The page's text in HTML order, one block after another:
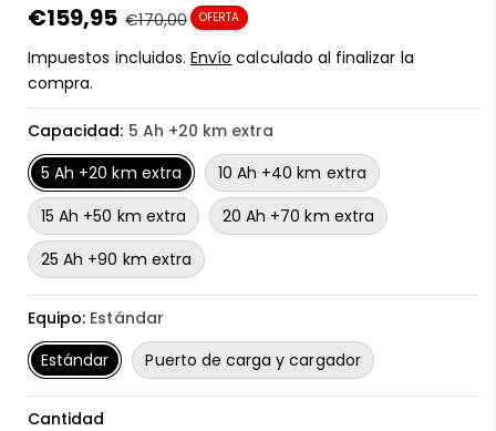
Precio
en
oferta
€159,95 Precio
regular
€170,00 OFERTA
Impuestos incluidos.Envío calculado al finalizar la
compra.
Capacidad: 5 Ah +20 km extra
5 Ah +20 km extra
10 Ah +40 km extra
15 Ah +50 km extra
20 Ah +70 km extra
25 Ah +90 km extra
Equipo: Estándar
Estándar
Puerto de carga y cargador
Cantidad